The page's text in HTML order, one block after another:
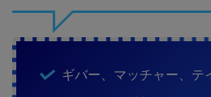
ギバー、マッチャー、テ